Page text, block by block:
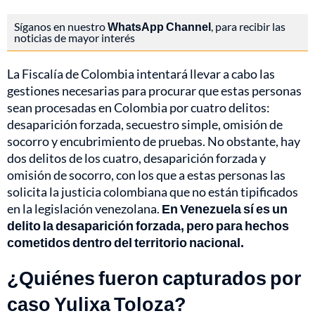
Síganos en nuestroWhatsApp Channel , para recibir las
noticias de mayor interés
La Fiscalía de Colombia intentará llevar a cabo las
gestiones necesarias para procurar que estas personas
sean procesadas en Colombia por cuatro delitos:
desaparición forzada, secuestro simple, omisión de
socorro y encubrimiento de pruebas. No obstante, hay
dos delitos de los cuatro, desaparición forzada y
omisión de socorro, con los que a estas personas las
solicita la justicia colombiana que no están tipificados
en la legislación venezolana. En Venezuela sí es un
delito la desaparición forzada, pero para hechos
cometidos dentro del territorio nacional.
¿Quiénes fueron capturados por
caso Yulixa Toloza?